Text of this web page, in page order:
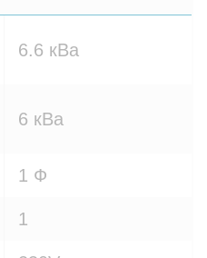
6.6 кВа
6 кВа
1 Ф
1